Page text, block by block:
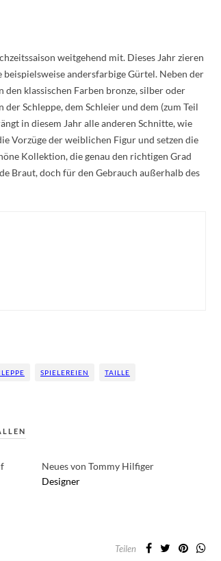
weitgehend mit. Dieses Jahr zieren
andersfarbige Gürtel. Neben der
klassischen Farben bronze, silber oder
Schleppe, dem Schleier und dem (zum Teil
in diesem Jahr alle anderen Schnitte, wie
Vorzüge der weiblichen Figur und setzen die
Kollektion, die genau den richtigen Grad
Braut, doch für den Gebrauch außerhalb des
SPIELEREIEN TAILLE
Neues von Tommy Hilfiger
Designer
Teilen